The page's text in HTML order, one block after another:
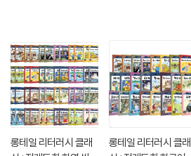
롱테일 리터러시 클래
롱테일 리터러시 클래